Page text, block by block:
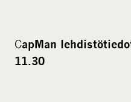
a
CapMan
11.30